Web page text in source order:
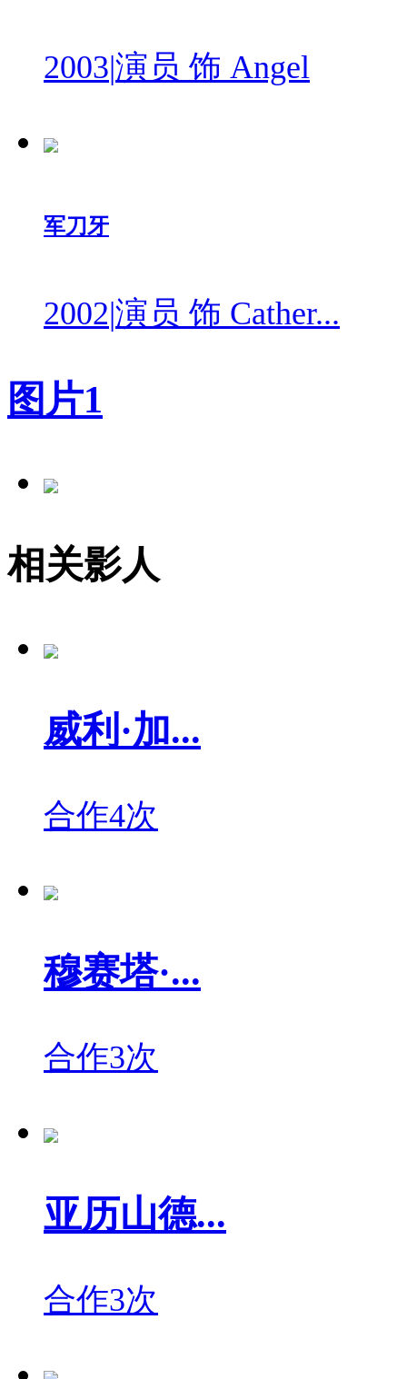
2003|演员 饰 Angel
军刀牙
2002|演员 饰 Cather...
图片1
相关影人
威利·加...
合作4次
穆赛塔·...
合作3次
亚历山德...
合作3次